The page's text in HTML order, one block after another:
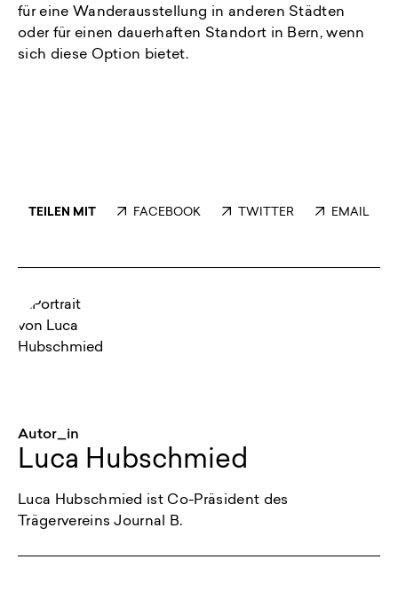
für eine Wanderausstellung in anderen Städten
oder für einen dauerhaften Standort in Bern, wenn
sich diese Option bietet.
TEILEN MIT FACEBOOK TWITTER EMAIL
Autor_in
Luca Hubschmied
Luca Hubschmied ist Co-Präsident des
Trägervereins Journal B.